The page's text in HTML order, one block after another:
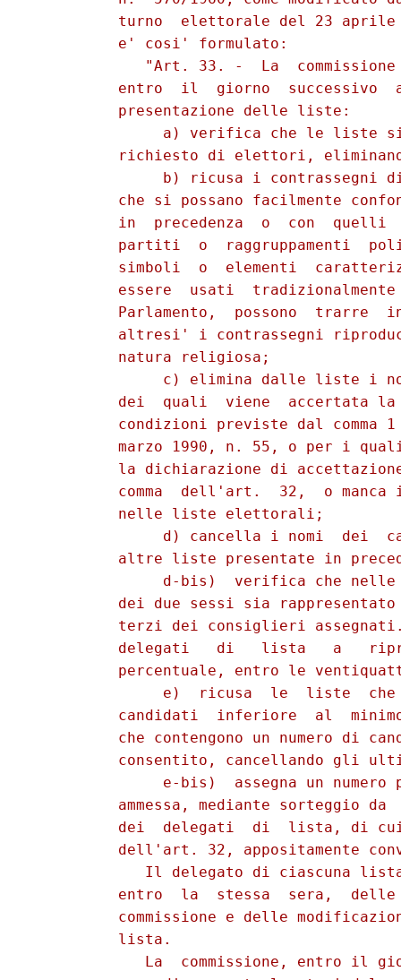
turno  elettorale del 23
          e' cosi' formulato:
"Art. 33. -  La
entro  il  giorno  successivo
          presentazione delle liste:
a) verifica che le liste
richiesto di elettori,
b) ricusa i contrassegni
che si possano facilmente
in  precedenza  o  con  quelli
partiti  o  raggruppamenti
simboli  o  elementi
essere  usati
Parlamento,  possono  trarre
altresi' i contrassegni
          natura religiosa;
c) elimina dalle liste i
dei  quali  viene  accertata
condizioni previste dal comma
marzo 1990, n. 55, o per i
la dichiarazione di
comma  dell'art.  32,  o manca
          nelle liste elettorali;
d) cancella i nomi  dei
altre liste presentate in
d-bis)  verifica che
dei due sessi sia
terzi dei consiglieri
delegati   di   lista   a
percentuale, entro le
e)  ricusa  le  liste
candidati  inferiore  al
che contengono un numero di
consentito, cancellando gli
e-bis)  assegna un numero
ammessa, mediante sorteggio da
dei  delegati  di  lista, di
dell'art. 32, appositamente
Il delegato di ciascuna
entro  la  stessa  sera,
commissione e delle
          lista.
La  commissione, entro il